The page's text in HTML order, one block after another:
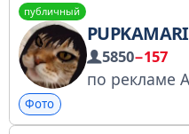
публичный
PUPKAMARI
5850−157
Фото